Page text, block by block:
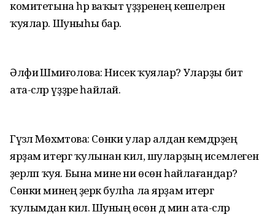
комитетына һәр ваҡыт үҙҙәренең кешеләрен
ҡуялар. Шуныһы бар.
Әлфиә Шәмиғолова: Нисек ҡуялар? Уларҙы бит
ата-әсәләр үҙҙәре һайлай.
Гүзәл Мөхәмәтова: Сөнки улар алдан кемдәрҙең
ярҙам итергә ҡулынан килә, шуларҙың исемлеген
әҙерләп ҡуя. Бына мине ни өсөн һайлағандар?
Сөнки минең әҙерәк булһа ла ярҙам итергә
ҡулымдан килә. Шуның өсөн дә мин ата-әсәләр